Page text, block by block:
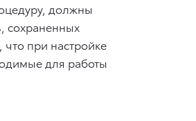
должны
сохраненных
при настройке
для работы